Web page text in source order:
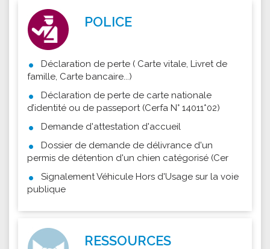
POLICE
Déclaration de perte ( Carte vitale, Livret de
famille, Carte bancaire...)
Déclaration de perte de carte nationale
d’identité ou de passeport (Cerfa N° 14011*02)
Demande d'attestation d'accueil
Dossier de demande de délivrance d'un
permis de détention d'un chien catégorisé (Cer
Signalement Véhicule Hors d'Usage sur la voie
publique
RESSOURCES